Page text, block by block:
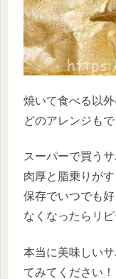
焼いて食べる以
どのアレンジもで
スーパーで買う
肉厚と脂乗りが
保存でいつでも
なくなったらリ
本当に美味しい
てみてください！